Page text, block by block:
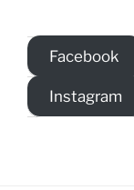
Facebook
Instagram